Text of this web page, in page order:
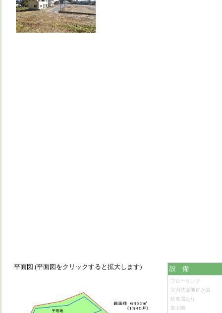
平面図 (平面図をクリックすると拡大します) 設 備
フローリング
室内洗濯機置き場
駐車場あり
最上階